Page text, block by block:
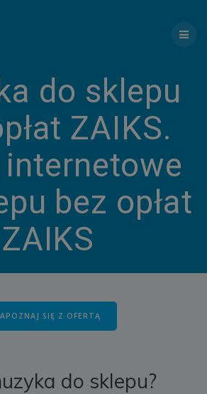
do sklepu
ZAIKS.
internetowe
bez opłat
ZAIKS
SIĘ Z OFERTĄ
do sklepu?